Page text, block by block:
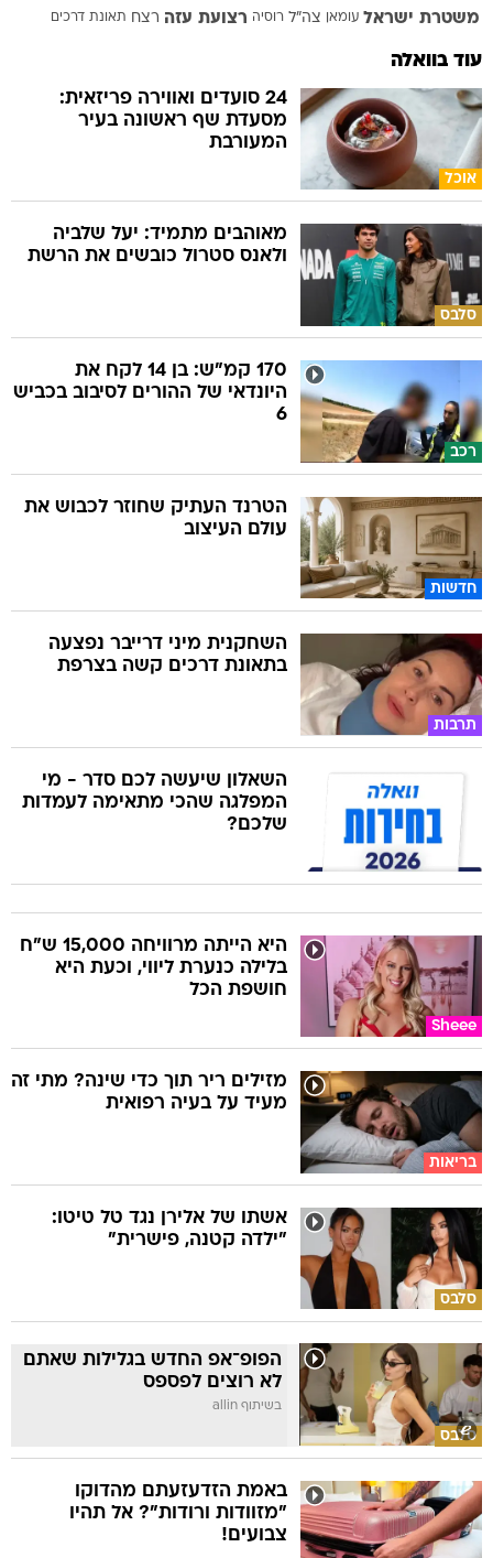
משטרת ישראל עומאן צה"ל רוסיה רצועת עזה רצח תאונת דרכים
עוד בוואלה
אוכל
24 סועדים ואווירה פריזאית:
מסעדת שף ראשונה בעיר
המעורבת
סלבס
מאוהבים מתמיד: יעל שלביה
ולאנס סטרול כובשים את הרשת
רכב
170 קמ"ש: בן 14 לקח את
היונדאי של ההורים לסיבוב בכביש
6
חדשות
הטרנד העתיק שחוזר לכבוש את
עולם העיצוב
תרבות
השחקנית מיני דרייבר נפצעה
בתאונת דרכים קשה בצרפת
השאלון שיעשה לכם סדר - מי
המפלגה שהכי מתאימה לעמדות
שלכם?
Sheee
היא הייתה מרוויחה 15,000 ש"ח
בלילה כנערת ליווי, וכעת היא
חושפת הכל
בריאות
מזילים ריר תוך כדי שינה? מתי זה
מעיד על בעיה רפואית
סלבס
אשתו של אלירן נגד טל טיטו:
"ילדה קטנה, פישרית"
סלבס
הפופ־אפ החדש בגלילות שאתם
לא רוצים לפספס
בשיתוף allin
באמת הזדעזעתם מהדוקו
"מזוודות ורודות"? אל תהיו
צבועים!